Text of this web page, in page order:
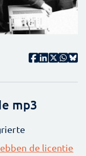
mp3
de licentie